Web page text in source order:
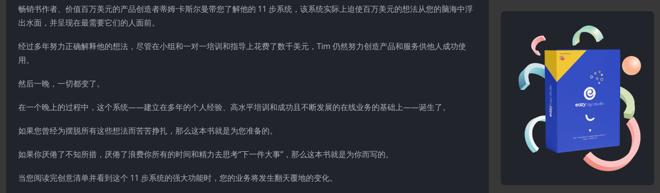
畅销书作者、价值百万美元的产品创造者蒂姆·卡斯尔曼带您了解他的 11 步系统，该系统实际上迫使百万美元的想法从您的脑海中浮
出水面，并呈现在最需要它们的人面前。
经过多年努力正确解释他的想法，尽管在小组和一对一培训和指导上花费了数千美元，Tim 仍然努力创造产品和服务供他人成功使
用。
然后一晚，一切都变了。
在一个晚上的过程中，这个系统——建立在多年的个人经验、高水平培训和成功且不断发展的在线业务的基础上——诞生了。
如果您曾经为摆脱所有这些想法而苦苦挣扎，那么这本书就是为您准备的。
如果你厌倦了不知所措，厌倦了浪费你所有的时间和精力去思考“下一件大事”，那么这本书就是为你而写的。
当您阅读完创意清单并看到这个 11 步系统的强大功能时，您的业务将发生翻天覆地的变化。